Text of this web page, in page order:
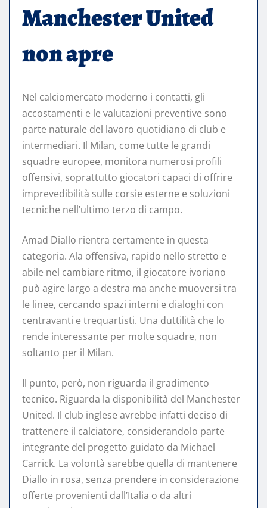
Manchester United
non apre
Nel calciomercato moderno i contatti, gli
accostamenti e le valutazioni preventive sono
parte naturale del lavoro quotidiano di club e
intermediari. Il Milan, come tutte le grandi
squadre europee, monitora numerosi profili
offensivi, soprattutto giocatori capaci di offrire
imprevedibilità sulle corsie esterne e soluzioni
tecniche nell’ultimo terzo di campo.
Amad Diallo rientra certamente in questa
categoria. Ala offensiva, rapido nello stretto e
abile nel cambiare ritmo, il giocatore ivoriano
può agire largo a destra ma anche muoversi tra
le linee, cercando spazi interni e dialoghi con
centravanti e trequartisti. Una duttilità che lo
rende interessante per molte squadre, non
soltanto per il Milan.
Il punto, però, non riguarda il gradimento
tecnico. Riguarda la disponibilità del Manchester
United. Il club inglese avrebbe infatti deciso di
trattenere il calciatore, considerandolo parte
integrante del progetto guidato da Michael
Carrick. La volontà sarebbe quella di mantenere
Diallo in rosa, senza prendere in considerazione
offerte provenienti dall’Italia o da altri